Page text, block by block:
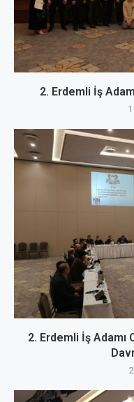
2. Erdemli İş
2. Erdemli İş